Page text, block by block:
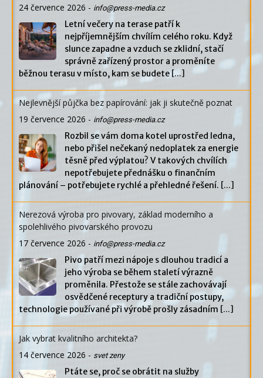
24 července 2026 - info@press-media.cz
Letní večery na terase patří k
nejpříjemnějším chvílím celého roku. Když
slunce zapadne a vzduch se zklidní, stačí
správně zařízený prostor a proměníte
běžnou terasu v místo, kam se budete [...]
Nejlevnější půjčka bez papírování: jak ji skutečně poznat
19 července 2026 - info@press-media.cz
Rozbil se vám doma kotel uprostřed ledna,
nebo přišel nečekaný nedoplatek za energie
těsně před výplatou? V takových chvílích
nepotřebujete přednášku o finančním
plánování – potřebujete rychlé a přehledné řešení. [...]
Nerezová výroba pro pivovary, základ moderního a
spolehlivého pivovarského provozu
17 července 2026 - info@press-media.cz
Pivo patří mezi nápoje s dlouhou tradicí a
jeho výroba se během staletí výrazně
proměnila. Přestože se stále zachovávají
osvědčené receptury a tradiční postupy,
technologie používané při výrobě prošly zásadním [...]
Jak vybrat kvalitního architekta?
14 července 2026 - svet zeny
Ptáte se, proč se obrátit na služby